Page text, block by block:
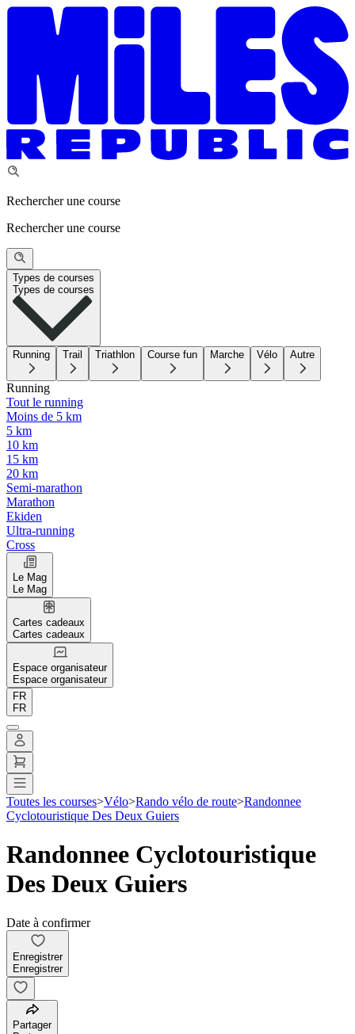
Rechercher une course
Rechercher une course
Types de courses
Types de courses
Running Trail Triathlon Course fun Marche Vélo Autre
Running
Tout le running
Moins de 5 km
5 km
10 km
15 km
20 km
Semi-marathon
Marathon
Ekiden
Ultra-running
Cross
Le Mag
Le Mag
Cartes cadeaux
Cartes cadeaux
Espace organisateur
Espace organisateur
FR
FR
Toutes les courses>Vélo>Rando vélo de route>Randonnee
Cyclotouristique Des Deux Guiers
Randonnee Cyclotouristique
Des Deux Guiers
Date à confirmer
Enregistrer
Enregistrer
Partager